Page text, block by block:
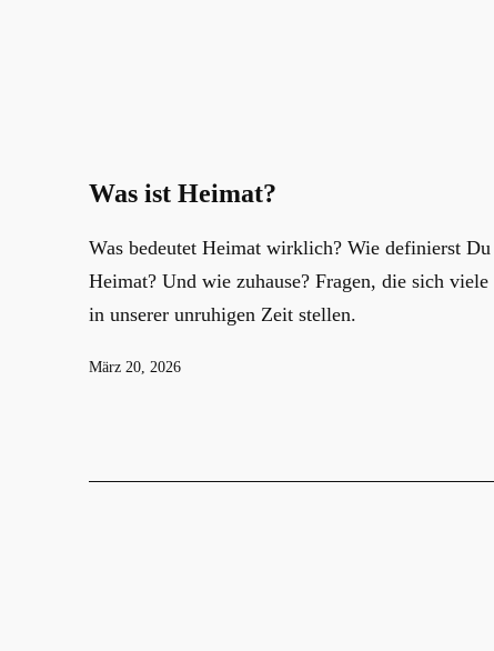
Was ist Heimat?
Was bedeutet Heimat wirklich? Wie definierst Du
Heimat? Und wie zuhause? Fragen, die sich viele
in unserer unruhigen Zeit stellen.
Veröffentlicht
März 20, 2026